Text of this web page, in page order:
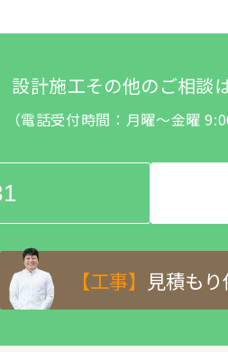
設計施工その他のご相談
（電話受付時間：月曜～金曜
【工事】 見積も